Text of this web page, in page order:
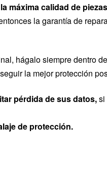
máxima calidad de
la garantía de
hágalo siempre dentro
la mejor protección
pérdida de sus datos,si
de protección.